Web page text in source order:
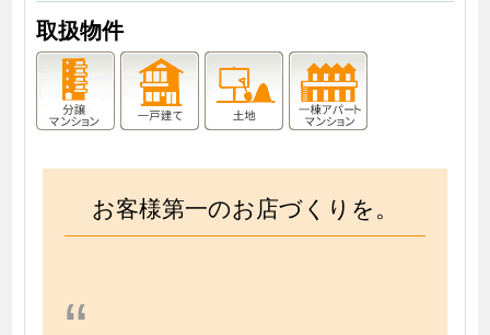
取扱物件
お客様第一のお店づくりを。